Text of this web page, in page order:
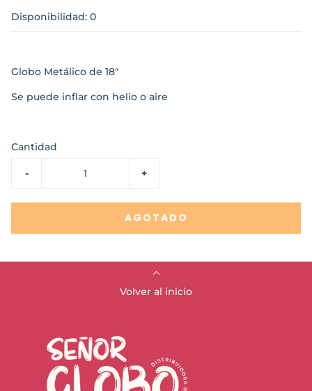
Disponibilidad: 0
Globo Metálico de 18"
Se puede inflar con helio o aire
Cantidad
- +
AGOTADO
Volver al inicio